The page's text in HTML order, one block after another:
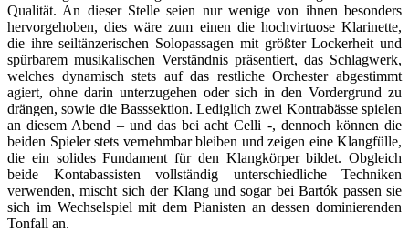
Qualität. An dieser Stelle seien nur wenige von ihnen besonders
hervorgehoben, dies wäre zum einen die hochvirtuose Klarinette,
die ihre seiltänzerischen Solopassagen mit größter Lockerheit und
spürbarem musikalischen Verständnis präsentiert, das Schlagwerk,
welches dynamisch stets auf das restliche Orchester abgestimmt
agiert, ohne darin unterzugehen oder sich in den Vordergrund zu
drängen, sowie die Basssektion. Lediglich zwei Kontrabässe spielen
an diesem Abend – und das bei acht Celli -, dennoch können die
beiden Spieler stets vernehmbar bleiben und zeigen eine Klangfülle,
die ein solides Fundament für den Klangkörper bildet. Obgleich
beide Kontabassisten vollständig unterschiedliche Techniken
verwenden, mischt sich der Klang und sogar bei Bartók passen sie
sich im Wechselspiel mit dem Pianisten an dessen dominierenden
Tonfall an.